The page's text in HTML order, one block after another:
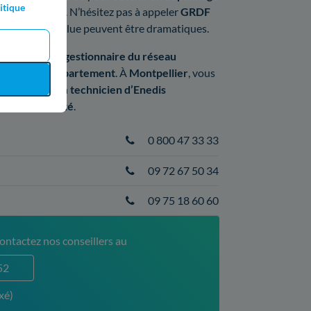
il est gratuit. N’hésitez pas à appelerGRDF
non résolue peuvent être dramatiques.
d’Enedis, le
gestionnaire du réseau
de département . À Montpellier , vous
. Un technicien d’Enedis
sécurité
0 800 47 33 33
09 72 67 50 34
09 75 18 60 60
nos conseillers au